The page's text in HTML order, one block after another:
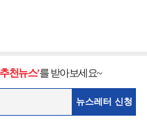
추천뉴스’를 받아보세요~
뉴스레터 신청